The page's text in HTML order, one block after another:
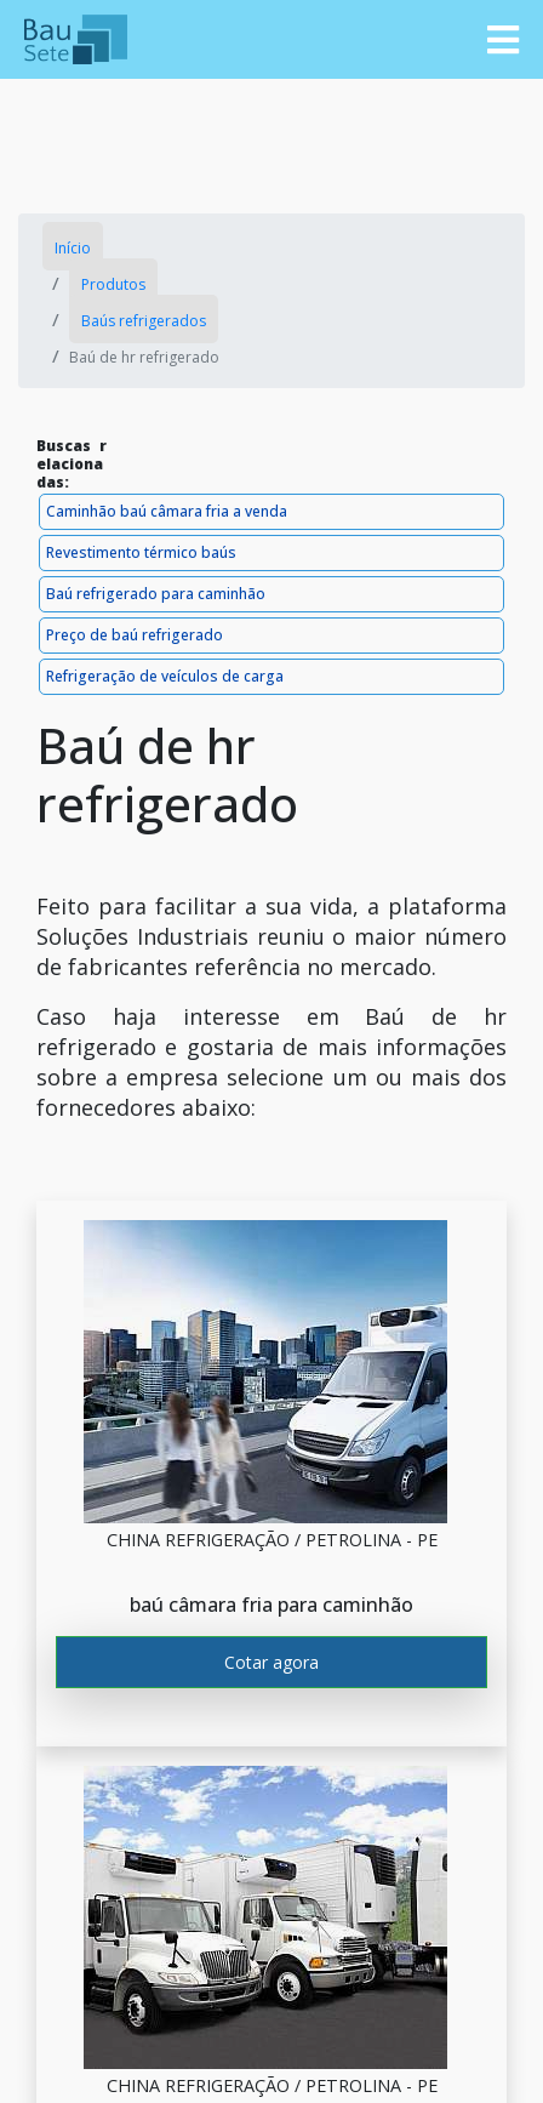
Início
Produtos
Baús refrigerados
Baú de hr refrigerado
Buscas r
elaciona
das:
Caminhão baú câmara fria a venda
Revestimento térmico baús
Baú refrigerado para caminhão
Preço de baú refrigerado
Refrigeração de veículos de carga
Baú de hr
refrigerado
Feito para facilitar a sua vida, a plataforma
Soluções Industriais reuniu o maior número
de fabricantes referência no mercado.
Caso haja interesse em Baú de hr
refrigerado e gostaria de mais informações
sobre a empresa selecione um ou mais dos
fornecedores abaixo:
CHINA REFRIGERAÇÃO / PETROLINA - PE
baú câmara fria para caminhão
Cotar agora
CHINA REFRIGERAÇÃO / PETROLINA - PE